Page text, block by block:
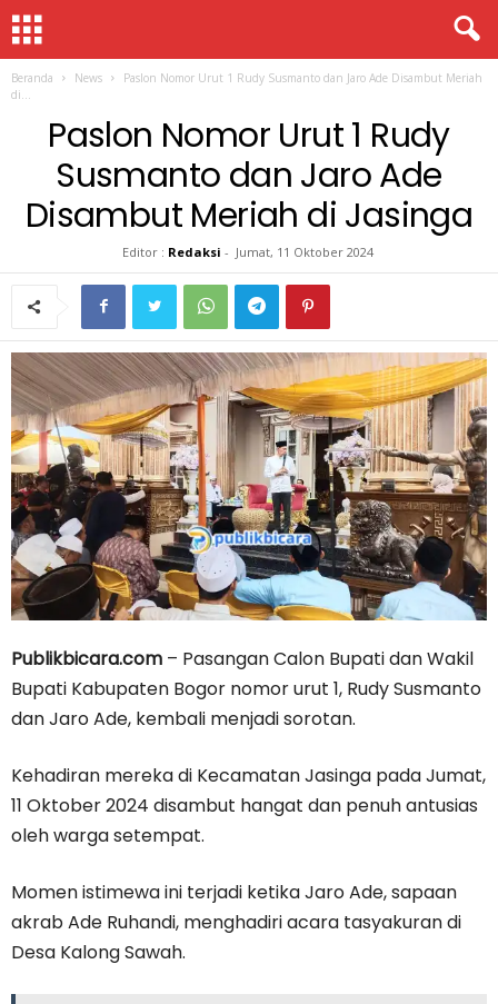
Beranda News
Paslon Nomor Urut 1 Rudy Susmanto dan Jaro Ade Disambut Meriah
di...
Paslon Nomor Urut 1 Rudy
Susmanto dan Jaro Ade
Disambut Meriah di Jasinga
Editor : Redaksi - Jumat, 11 Oktober 2024
Publikbicara.com – Pasangan Calon Bupati dan Wakil
Bupati Kabupaten Bogor nomor urut 1, Rudy Susmanto
dan Jaro Ade, kembali menjadi sorotan.
Kehadiran mereka di Kecamatan Jasinga pada Jumat,
11 Oktober 2024 disambut hangat dan penuh antusias
oleh warga setempat.
Momen istimewa ini terjadi ketika Jaro Ade, sapaan
akrab Ade Ruhandi, menghadiri acara tasyakuran di
Desa Kalong Sawah.